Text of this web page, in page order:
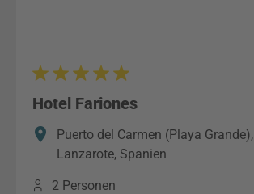
Hotel Fariones
Puerto del Carmen (Playa Grande),
Lanzarote, Spanien
2 Personen